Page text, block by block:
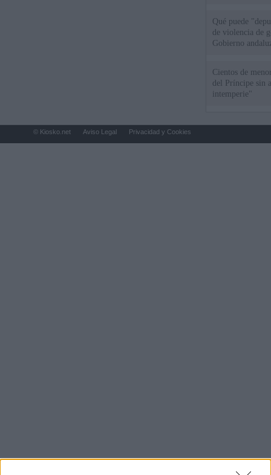
Qué puede
de violencia de
Gobierno
Cientos de
del Príncipe sin
intemperie"
© Kiosko.net Aviso Legal Privacidad y Cookies